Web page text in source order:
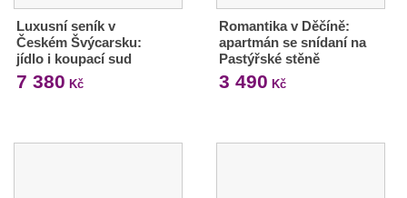
Luxusní seník v
Českém Švýcarsku:
jídlo i koupací sud
7 380 Kč
Romantika v Děčíně:
apartmán se snídaní na
Pastýřské stěně
3 490 Kč